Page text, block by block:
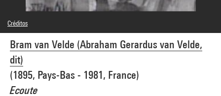
Bram van Velde (Abraham Gerardus van Velde,
dit)
(1895, Pays-Bas - 1981, France)
Ecoute
Créditos
© Adagp, Paris
Créditos fotográficos : Centre Pompidou, MNAM-CCI/Jacqueline Hyde/Dist.
GrandPalaisRmn
Referencia de la imagen : 1A05635 [1976 X 1832]
Difusión de la imagen :GrandPalaisRmnPhoto